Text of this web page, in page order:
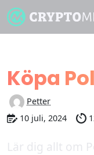
Köpa
Petter
10 juli, 2024
Lär dig allt om